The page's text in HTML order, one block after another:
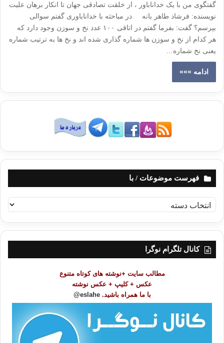
گفتگوی من با یک خداناباور ، از خلقت تصادقی جهان تا انکار برهان علیت
نویسنده: فرشاد طاهر بانه در مباحثه با خداناباوری گفتم سوالی
بپرسم؟ گفت: بفرما گفتم در اتاقی ۱۰۰ عدد نخ و سوزن وجود دارد که
هر کدام از نخ و سوزن ها شماره گذاری شده اند و نخ ها به ترتیب شماره
یعنی نخ شماره…
ادامه »»»
فهرست موضوعات / با
ه
ر
کانال تلگرام نوگرا
مطالب سایت +نوشته های کوتاه متنوع
عکس + کلیپ + عکس نوشته
با ما همراه باشید. eslahe@